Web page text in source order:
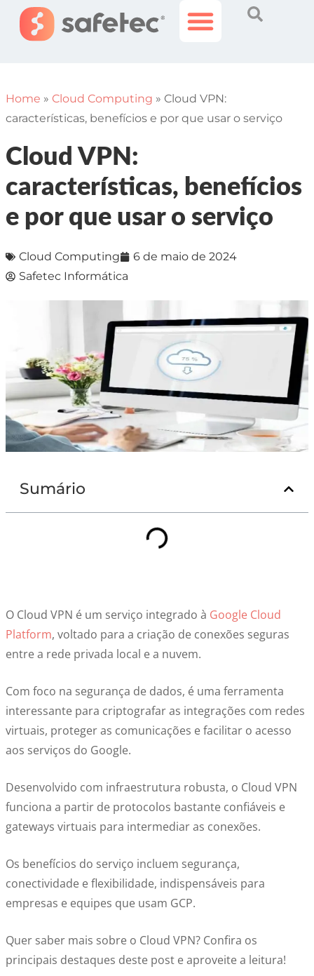
Home » Cloud Computing » Cloud VPN:
características, benefícios e por que usar o serviço
Cloud VPN:
características, benefícios
e por que usar o serviço
Cloud Computing
6 de maio de 2024
Safetec Informática
Sumário
O Cloud VPN é um serviço integrado à Google Cloud
Platform, voltado para a criação de conexões seguras
entre a rede privada local e a nuvem.
Com foco na segurança de dados, é uma ferramenta
interessante para criptografar as integrações com redes
virtuais, proteger as comunicações e facilitar o acesso
aos serviços do Google.
Desenvolvido com infraestrutura robusta, o Cloud VPN
funciona a partir de protocolos bastante confiáveis e
gateways virtuais para intermediar as conexões.
Os benefícios do serviço incluem segurança,
conectividade e flexibilidade, indispensáveis para
empresas e equipes que usam GCP.
Quer saber mais sobre o Cloud VPN? Confira os
principais destaques deste post e aproveite a leitura!